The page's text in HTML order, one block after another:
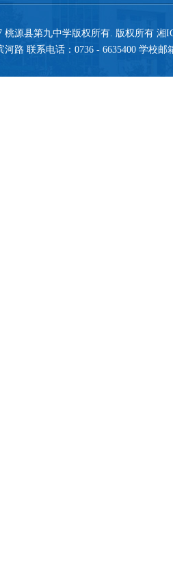
桃源县第九中学版权所有. 版权所有 湘
路 联系电话：0736 - 6635400 学校邮